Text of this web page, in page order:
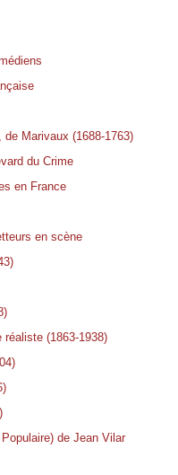
de Marivaux (1688-1763)
du Crime
en France
en scène
(1863-1938)
de Jean Vilar